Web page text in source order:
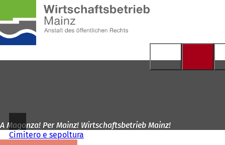
Vai al contenuto
iniziale
A Magonza! Per Mainz! Wirtschaftsbetrieb Mainz!
Cimitero e sepoltura